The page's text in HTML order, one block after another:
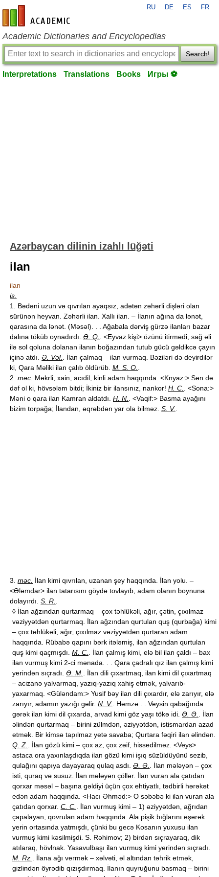
en-academic.com
RU DE ES FR
Academic Dictionaries and Encyclopedias
Search!
Interpretations Translations Books Игры ⚽
Azərbaycan dilinin izahlı lüğəti
ilan
ilan
is.
1. Bədəni uzun və qıvrılan ayaqsız, adətən zəhərli dişləri olan
sürünən heyvan. Zəhərli ilan. Xallı ilan. – İlanın ağına da lənət,
qarasına da lənət. (Məsəl). . . Ağabala dərviş gürzə ilanları bazar
dalına töküb oynadırdı. Ə. Q.
. <Eyvaz kişi> özünü itirmədi, sağ əli
ilə sol qoluna dolanan ilanın boğazından tutub gücü gəldikcə çayın
içinə atdı. Ə. Vəl.
. İlan çalmaq – ilan vurmaq. Bəziləri də deyirdilər
ki, Qara Məliki ilan çalıb öldürüb. M. S. O.
2. məc. Məkrli, xain, acıdil, kinli adam haqqında. <Knyaz:> Sən də
dəf ol ki, hövsələm bitdi; İkiniz bir ilansınız, nankor! H. C.
. <Sona:>
Məni o qara ilan Kamran aldatdı. H. N.
. <Vaqif:> Basma ayağını
bizim torpağa; İlandan, əqrəbdən yar ola bilməz. S. V.
3. məc. İlan kimi qıvrılan, uzanan şey haqqında. İlan yolu. –
<Ələmdar> ilan tatarısını göydə tovlayıb, adam olanın boynuna
dolayırdı. S. R.
◊ İlan ağzından qurtarmaq – çox təhlükəli, ağır, çətin, çıxılmaz
vəziyyətdən qurtarmaq. İlan ağzından qurtulan quş (qurbağa) kimi
– çox təhlükəli, ağır, çıxılmaz vəziyyətdən qurtaran adam
haqqında. Rübabə qapını bərk itələmiş, ilan ağzından qurtulan
quş kimi qaçmışdı. M. C.
. İlan çalmış kimi, elə bil ilan çaldı – bax
ilan vurmuş kimi 2-ci mənada. . . Qara çadralı qız ilan çalmış kimi
yerindən sıçradı. Ə. M.
. İlan dili çıxartmaq, ilan kimi dil çıxartmaq
– acizanə yalvarmaq, yazıq-yazıq xahiş etmək, yalvarıb-
yaxarmaq. <Güləndam:> Yusif bəy ilan dili çıxardır, elə zarıyır, elə
zarıyır, adamın yazığı gəlir. N. V. . Həmzə . . Veysin qabağında
gərək ilan kimi dil çıxarda, arvad kimi göz yaşı tökə idi. Ə. Ə.
. İlan
əlindən qurtarmaq – birini zülmdən, əziyyətdən, istismardan azad
etmək. Bir kimsə tapılmaz yetə savaba; Qurtara fəqiri ilan əlindən.
Q. Z.
. İlan gözü kimi – çox az, çox zəif, hissedilməz. <Veys>
astaca ora yaxınlaşdıqda ilan gözü kimi işıq süzüldüyünü sezib,
qulağını qapıya dayayaraq qulaq asdı. Ə. Ə.
. İlan mələyən – çox
isti, quraq və susuz. İlan mələyən çöllər. İlan vuran ala çatıdan
qorxar məsəl – başına gəldiyi üçün çox ehtiyatlı, tədbirli hərəkət
edən adam haqqında. <Hacı Əhməd:> O səbəbə ki ilan vuran ala
çatıdan qorxar. C. C.
. İlan vurmuş kimi – 1) əziyyətdən, ağrıdan
çapalayan, qovrulan adam haqqında. Ala pişik bığlarını eşərək
yerin ortasında yatmışdı, çünki bu gecə Kosanın yuxusu ilan
vurmuş kimi kəsilmişdi. S. Rəhimov; 2) birdən sıçrayaraq, dik
atılaraq, hövlnak. Yasavulbaşı ilan vurmuş kimi yerindən sıçradı.
M. Rz.
. İlana ağı vermək – xəlvəti, əl altından təhrik etmək,
gizlindən öyrədib qızışdırmaq. İlanın quyruğunu basmaq – birini